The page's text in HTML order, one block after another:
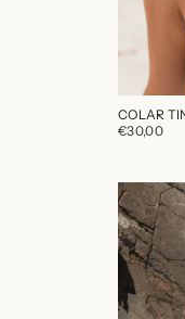
COLAR
€30,00